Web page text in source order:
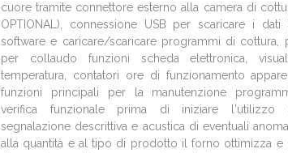
cuore tramite connettore esterno alla camera di
OPTIONAL), connessione USB per scaricare i dati
software e caricare/scaricare programmi di cottura,
per collaudo funzioni scheda elettronica,
temperatura, contatori ore di funzionamento
funzioni principali per la manutenzione
verifica funzionale prima di iniziare l'utilizzo
segnalazione descrittiva e acustica di eventuali
alla quantità e al tipo di prodotto il forno ottimizza e